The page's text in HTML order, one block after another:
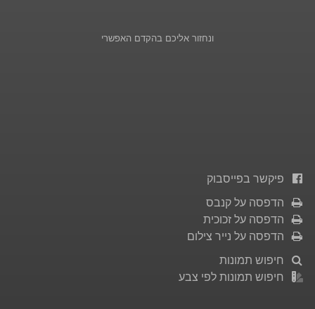
ונחזור אליכם בהקדם האפשרי
פיקשר בפייסבוק
הדפסה על קנבס
הדפסה על זכוכית
הדפסה על נייר צילום
חיפוש תמונות
חיפוש תמונות לפי צבע